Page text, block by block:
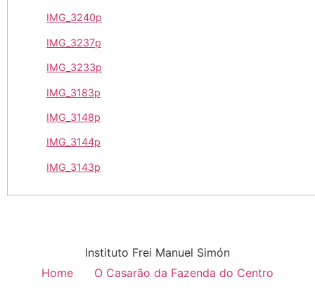
IMG_3240p
IMG_3237p
IMG_3233p
IMG_3183p
IMG_3148p
IMG_3144p
IMG_3143p
Instituto Frei Manuel Simón
Home
O Casarão da Fazenda do Centro